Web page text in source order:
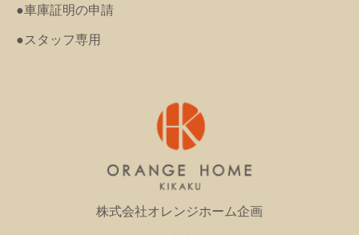
●車庫証明の申請
●スタッフ専用
株式会社オレンジホーム企画